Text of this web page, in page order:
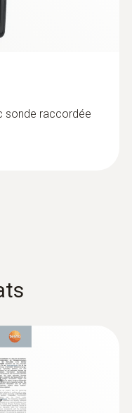
sonde raccordée